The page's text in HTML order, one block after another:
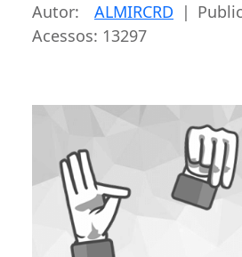
Autor: ALMIRCRD |
Acessos: 13297